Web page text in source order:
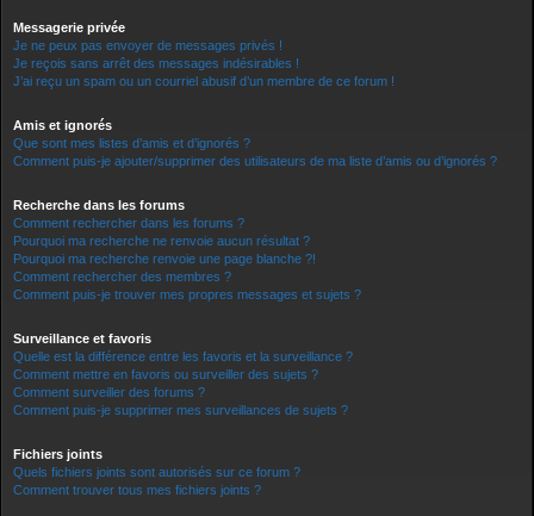
Messagerie privée
Je ne peux pas envoyer de messages privés !
Je reçois sans arrêt des messages indésirables !
J’ai reçu un spam ou un courriel abusif d’un membre de ce forum !
Amis et ignorés
Que sont mes listes d’amis et d’ignorés ?
Comment puis-je ajouter/supprimer des utilisateurs de ma liste d’amis ou d’ignorés ?
Recherche dans les forums
Comment rechercher dans les forums ?
Pourquoi ma recherche ne renvoie aucun résultat ?
Pourquoi ma recherche renvoie une page blanche ?!
Comment rechercher des membres ?
Comment puis-je trouver mes propres messages et sujets ?
Surveillance et favoris
Quelle est la différence entre les favoris et la surveillance ?
Comment mettre en favoris ou surveiller des sujets ?
Comment surveiller des forums ?
Comment puis-je supprimer mes surveillances de sujets ?
Fichiers joints
Quels fichiers joints sont autorisés sur ce forum ?
Comment trouver tous mes fichiers joints ?